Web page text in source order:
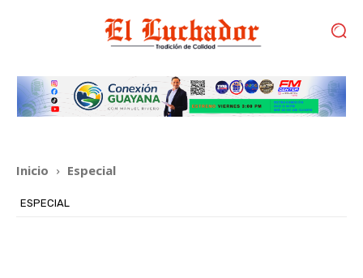
Inicio Especial
ESPECIAL